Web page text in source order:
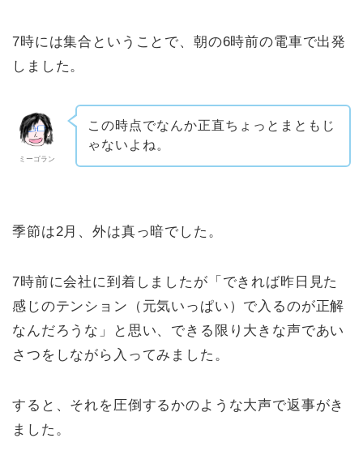
7時には集合ということで、朝の6時前の電車で出発
しました。
ミーゴラン
この時点でなんか正直ちょっとまともじ
ゃないよね。
季節は2月、外は真っ暗でした。
7時前に会社に到着しましたが「できれば昨日見た
感じのテンション（元気いっぱい）で入るのが正解
なんだろうな」と思い、できる限り大きな声であい
さつをしながら入ってみました。
すると、それを圧倒するかのような大声で返事がき
ました。